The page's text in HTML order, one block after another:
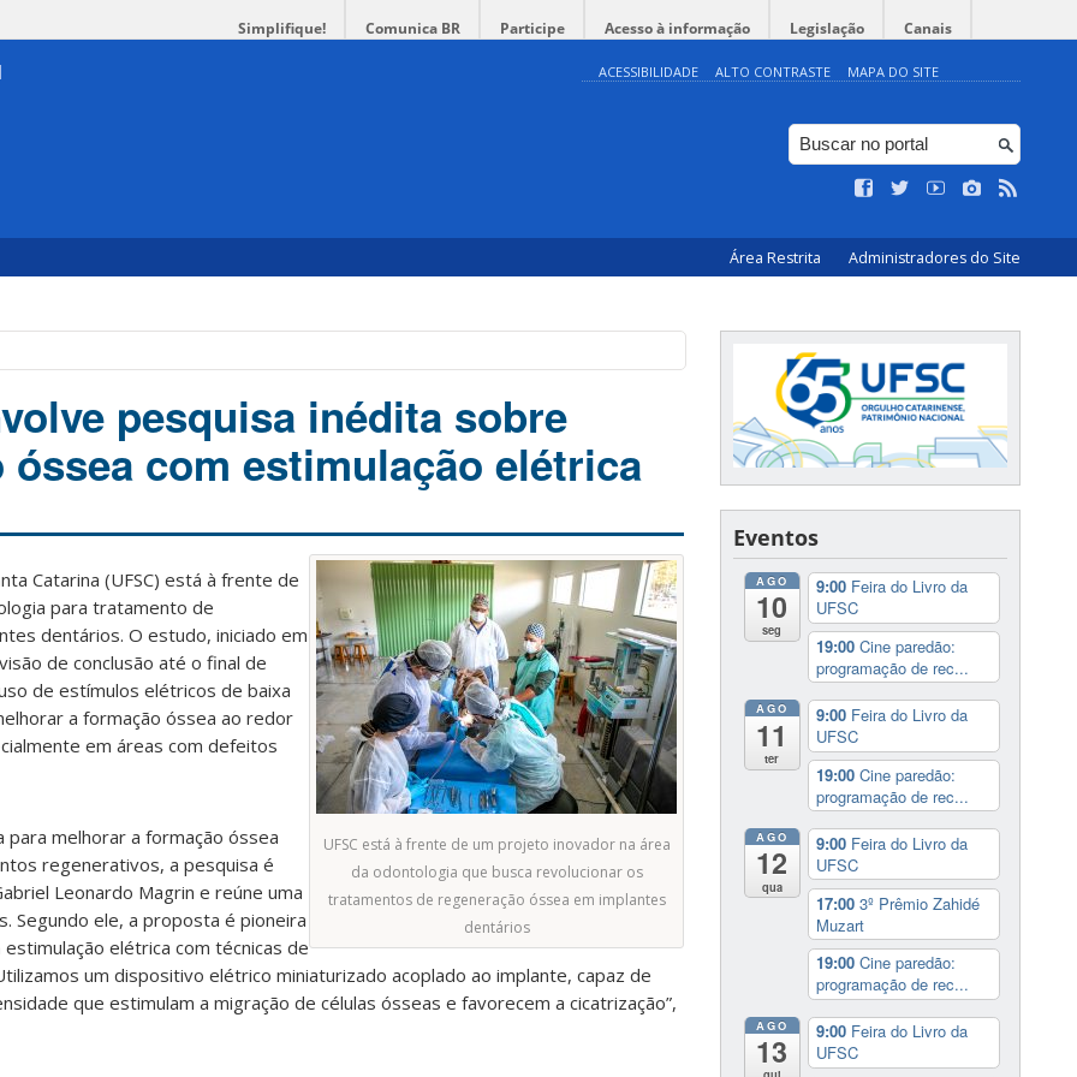
Simplifique! Comunica BR Participe Acesso à informação Legislação Canais
ACESSIBILIDADE ALTO CONTRASTE MAPA DO SITE
Área Restrita Administradores do Site
pesquisa inédita sobre
óssea com estimulação elétrica
UFSC está à frente de um projeto inovador na área
da odontologia que busca revolucionar os
tratamentos de regeneração óssea em implantes
dentários
Catarina (UFSC) está à frente de
para tratamento de
dentários. O estudo, iniciado em
de conclusão até o final de
de estímulos elétricos de baixa
a formação óssea ao redor
em áreas com defeitos
melhorar a formação óssea
regenerativos, a pesquisa é
Leonardo Magrin e reúne uma
Segundo ele, a proposta é pioneira
elétrica com técnicas de
um dispositivo elétrico miniaturizado acoplado ao implante, capaz de
que estimulam a migração de células ósseas e favorecem a cicatrização”,
Eventos
AGO
10
seg
9:00 Feira do Livro da
UFSC
19:00 Cine paredão:
programação de rec...
AGO
11
ter
9:00 Feira do Livro da
UFSC
19:00 Cine paredão:
programação de rec...
AGO
12
qua
9:00 Feira do Livro da
UFSC
17:00 3º Prêmio Zahidé
Muzart
19:00 Cine paredão:
programação de rec...
AGO
13
9:00 Feira do Livro da
UFSC